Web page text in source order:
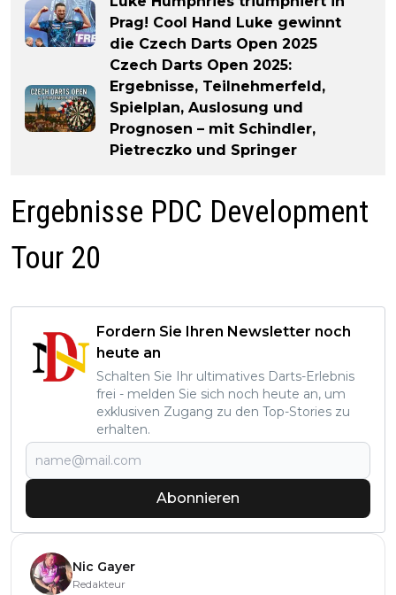
Prag! Cool Hand Luke gewinnt
die Czech Darts Open 2025
Czech Darts Open 2025:
Ergebnisse, Teilnehmerfeld,
Spielplan, Auslosung und
Prognosen – mit Schindler,
Pietreczko und Springer
Ergebnisse PDC Development
Tour 20
Fordern Sie Ihren Newsletter noch
heute an
Schalten Sie Ihr ultimatives Darts-Erlebnis
frei - melden Sie sich noch heute an, um
exklusiven Zugang zu den Top-Stories zu
erhalten.
Abonnieren
Nic Gayer
Redakteur